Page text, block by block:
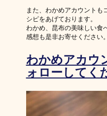
また、わかめアカウントも
シピをあげております。
わかめ、昆布の美味しい食
感想も是非お寄せください。
わかめアカウ
ォローしてく